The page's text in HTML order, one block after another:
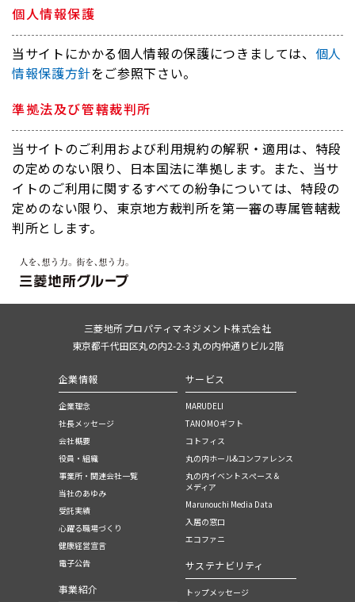
個人情報保護
当サイトにかかる個人情報の保護につきましては、 個人
情報保護方針をご参照下さい。
準拠法及び管轄裁判所
当サイトのご利用および利用規約の解釈・適用は、特段
の定めのない限り、日本国法に準拠します。また、当サ
イトのご利用に関するすべての紛争については、特段の
定めのない限り、東京地方裁判所を第一審の専属管轄裁
判所とします。
三菱地所プロパティマネジメント株式会社
東京都千代田区丸の内2-2-3 丸の内仲通りビル2階
企業情報
企業理念
社長メッセージ
会社概要
役員・組織
事業所・関連会社一覧
当社のあゆみ
受託実績
心躍る職場づくり
健康経営宣言
電子公告
事業紹介
サービス
MARUDELI
TANOMOギフト
コトフィス
丸の内ホール&コンファレンス
丸の内イベントスぺース＆
メディア
Marunouchi Media Data
入居の窓口
エコファニ
サステナビリティ
トップメッセージ